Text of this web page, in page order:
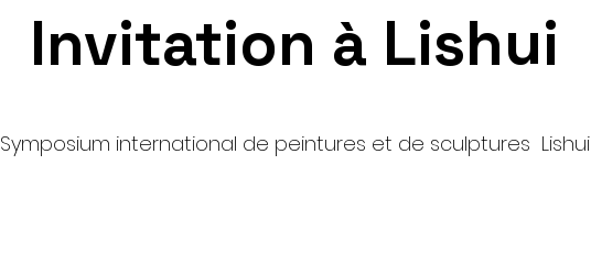
Invitation à Lishui
Symposium international de peintures et de sculptures Lishui